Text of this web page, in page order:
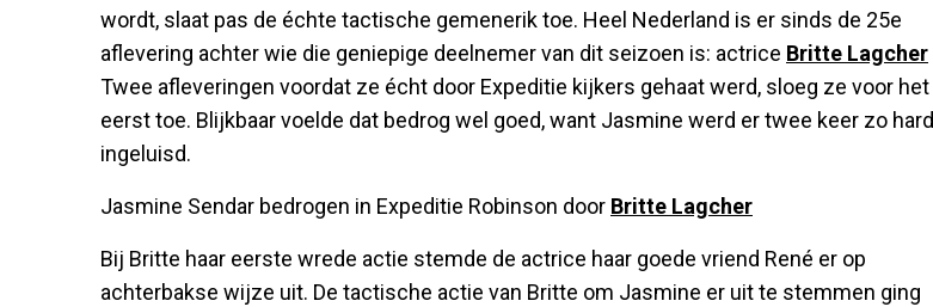
wordt, slaat pas de échte tactische gemenerik toe. Heel Nederland is er sinds de 25e
aflevering achter wie die geniepige deelnemer van dit seizoen is: actrice Britte Lagcher
Twee afleveringen voordat ze écht door Expeditie kijkers gehaat werd, sloeg ze voor het
eerst toe. Blijkbaar voelde dat bedrog wel goed, want Jasmine werd er twee keer zo hard
ingeluisd.
Jasmine Sendar bedrogen in Expeditie Robinson door Britte Lagcher
Bij Britte haar eerste wrede actie stemde de actrice haar goede vriend René er op
achterbakse wijze uit. De tactische actie van Britte om Jasmine er uit te stemmen ging